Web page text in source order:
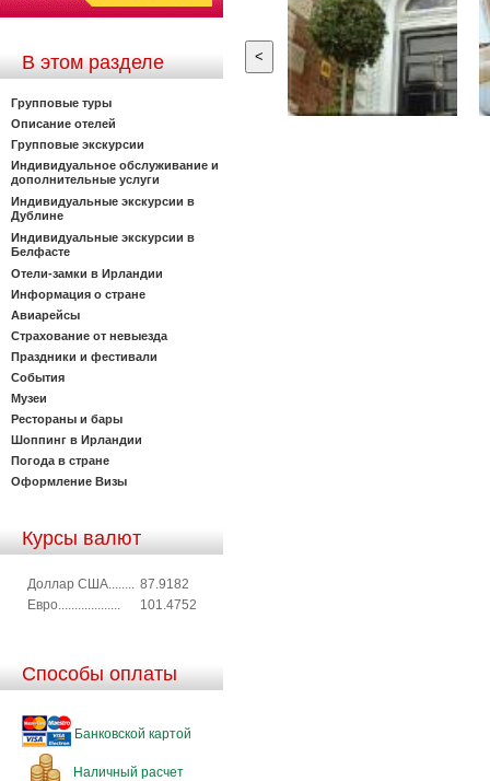
В этом разделе
Групповые туры
Описание отелей
Групповые экскурсии
Индивидуальное обслуживание и
дополнительные услуги
Индивидуальные экскурсии в
Дублине
Индивидуальные экскурсии в
Белфасте
Отели-замки в Ирландии
Информация о стране
Авиарейсы
Страхование от невыезда
Праздники и фестивали
События
Музеи
Рестораны и бары
Шоппинг в Ирландии
Погода в стране
Оформление Визы
Курсы валют
Доллар США........ 87.9182
Евро...................
101.4752
Способы оплаты
Банковской картой
Наличный расчет
<